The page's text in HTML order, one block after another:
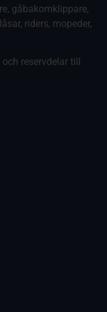
gåbakomklippare,
riders, mopeder,
reservdelar till